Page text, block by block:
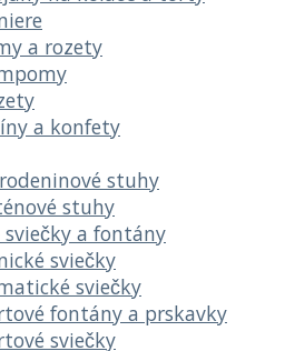
a rozety
a konfety
stuhy
stuhy
sviečky a fontány
sviečky
sviečky
fontány a prskavky
sviečky